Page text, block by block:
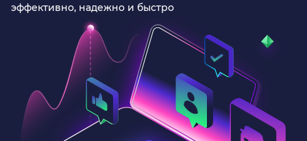
эффективно, надежно и быстро